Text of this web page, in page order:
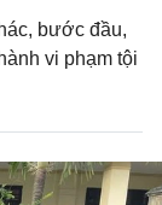
bước đầu,
vi phạm tội